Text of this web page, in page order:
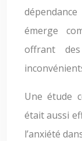
émerge
offrant
Une étude
était aussi
l’anxiété